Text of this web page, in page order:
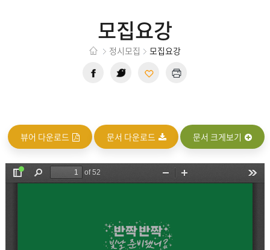
모집요강
정시모집 모집요강
뷰어 다운로드 문서 다운로드 문서 크게보기